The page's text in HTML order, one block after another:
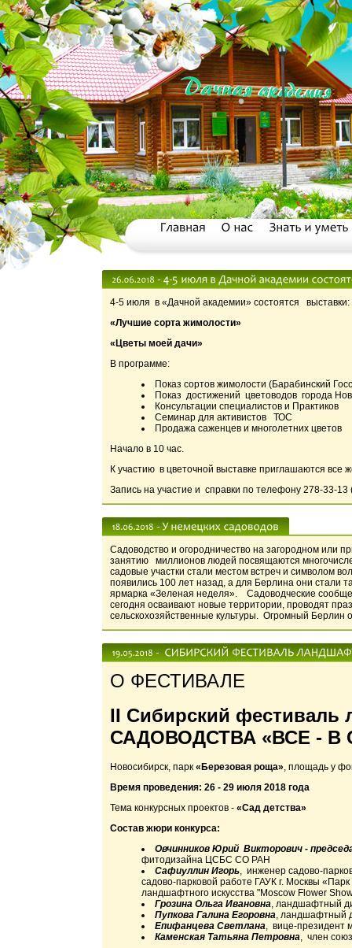
4-5 июля в «Дачной академии» состоятся выставки:
«Лучшие сорта жимолости»
«Цветы моей дачи»
В программе:
Показ сортов жимолости (Барабинский
Показ достижений цветоводов города
Консультации специалистов и Практиков
Семинар для активистов ТОС
Продажа саженцев и многолетних цветов
Начало в 10 час.
К участию в цветочной выставке приглашаются все
Запись на участие и справки по телефону 278-33-13
Садоводство и огородничество на загородном или
занятию миллионов людей посвящаются
садовые участки стали местом встреч и символом
появились 100 лет назад, а для Берлина они стали
ярмарка «Зеленая неделя». Садоводческие
сегодня осваивают новые территории, проводят
сельскохозяйственные культуры. Огромный
О ФЕСТИВАЛЕ
II Сибирский
САДОВОДСТВА «ВСЕ - В
Новосибирск, парк «Березовая роща», площадь у
Время проведения: 26 - 29 июля 2018 года
Тема конкурсных проектов - «Сад детства»
Состав жюри конкурса:
Овчинников Юрий Викторович -
фитодизайна ЦСБС СО РАН
Сафиуллин Игорь, инженер садово-
садово-парковой работе ГАУК г. Москвы
ландшафтного искусства "Moscow Flower
Грозина Ольга Ивановна, ландшафтный
Пупкова Галина Егоровна, ландшафтный
Епифанцева Светлана, вице-президент
Каменская Татьяна Петровна, член